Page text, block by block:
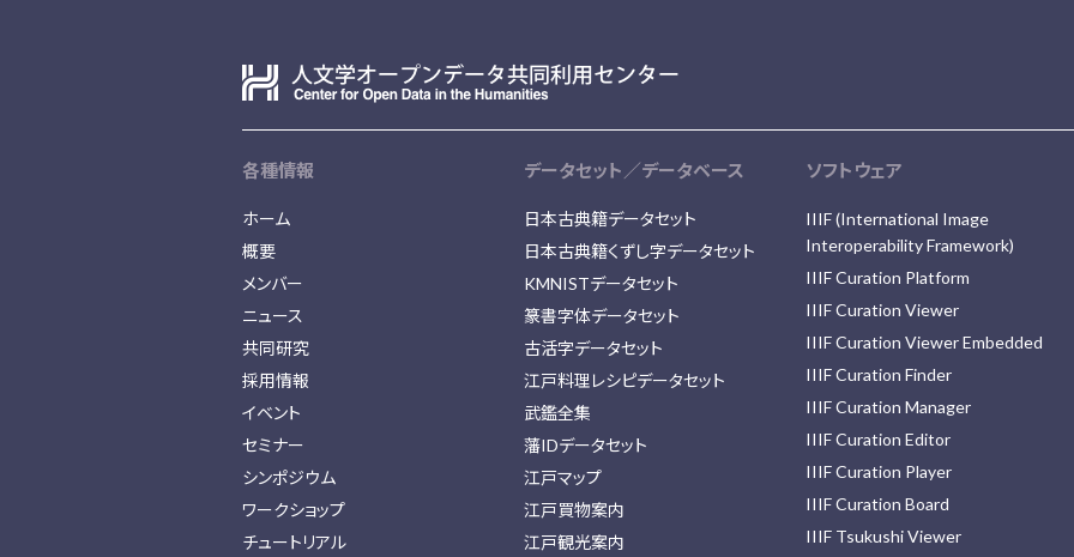
各種情報
ホーム
概要
メンバー
ニュース
共同研究
採用情報
イベント
セミナー
シンポジウム
ワークショップ
チュートリアル
データセット／データベース
日本古典籍データセット
日本古典籍くずし字データセット
KMNISTデータセット
篆書字体データセット
古活字データセット
江戸料理レシピデータセット
武鑑全集
藩IDデータセット
江戸マップ
江戸買物案内
江戸観光案内
ソフトウェア
IIIF (International Image
Interoperability Framework)
IIIF Curation Platform
IIIF Curation Viewer
IIIF Curation Viewer Embedded
IIIF Curation Finder
IIIF Curation Manager
IIIF Curation Editor
IIIF Curation Player
IIIF Curation Board
IIIF Tsukushi Viewer